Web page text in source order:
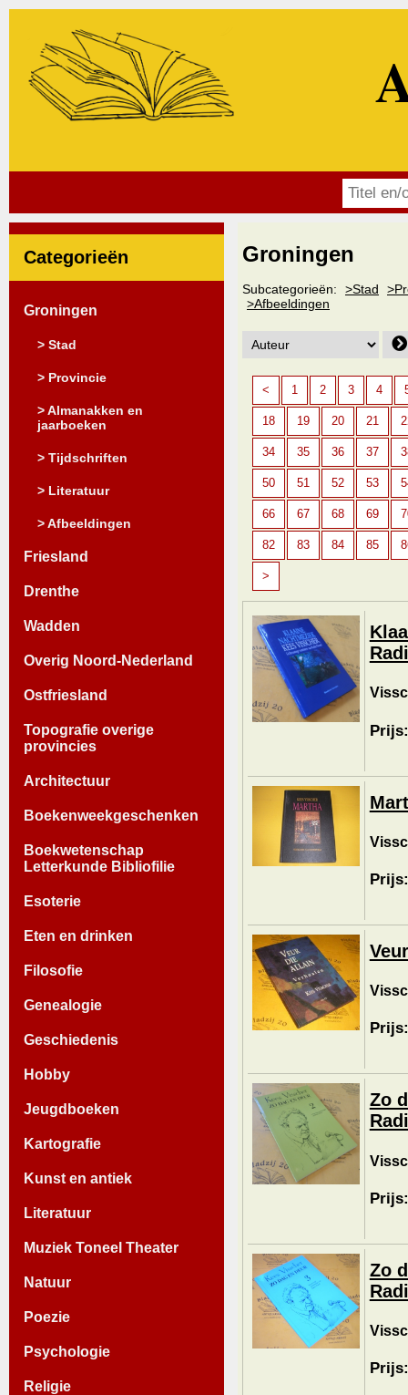
Categorieën
Groningen
> Stad
> Provincie
> Almanakken en
jaarboeken
> Tijdschriften
> Literatuur
> Afbeeldingen
Friesland
Drenthe
Wadden
Overig Noord-Nederland
Ostfriesland
Topografie overige
provincies
Architectuur
Boekenweekgeschenken
Boekwetenschap
Letterkunde Bibliofilie
Esoterie
Eten en drinken
Filosofie
Genealogie
Geschiedenis
Hobby
Jeugdboeken
Kartografie
Kunst en antiek
Literatuur
Muziek Toneel Theater
Natuur
Poezie
Psychologie
Religie
Groningen
Subcategorieën: >Stad
>Afbeeldingen
< 1 2 3 4
18 19 20 21
34 35 36 37
50 51 52 53
66 67 68 69
82 83 84 85
>
Zo
Zo